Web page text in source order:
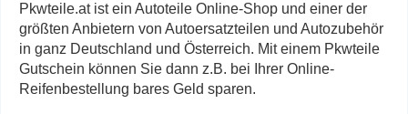
Pkwteile.at ist ein Autoteile Online-Shop und einer der
größten Anbietern von Autoersatzteilen und Autozubehör
in ganz Deutschland und Österreich. Mit einem Pkwteile
Gutschein können Sie dann z.B. bei Ihrer Online-
Reifenbestellung bares Geld sparen.